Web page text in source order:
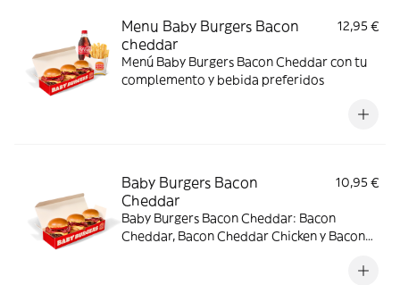
Menu Baby Burgers Bacon
cheddar
12,95 €
Menú Baby Burgers Bacon Cheddar con tu
complemento y bebida preferidos
Baby Burgers Bacon
Cheddar
10,95 €
Baby Burgers Bacon Cheddar: Bacon
Cheddar, Bacon Cheddar Chicken y Bacon